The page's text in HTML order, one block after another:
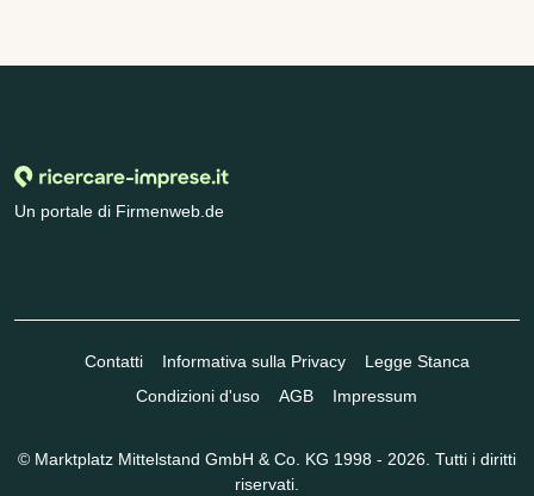
Un portale di Firmenweb.de
Contatti Informativa sulla Privacy
Legge Stanca
Condizioni d'uso
AGB Impressum
© Marktplatz Mittelstand GmbH & Co. KG 1998 - 2026. Tutti i diritti
riservati.